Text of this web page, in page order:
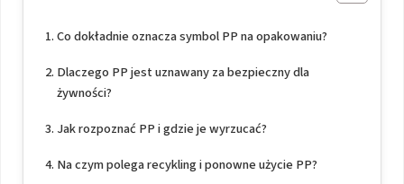
Co dokładnie oznacza symbol PP na opakowaniu?
Dlaczego PP jest uznawany za bezpieczny dla
żywności?
Jak rozpoznać PP i gdzie je wyrzucać?
Na czym polega recykling i ponowne użycie PP?